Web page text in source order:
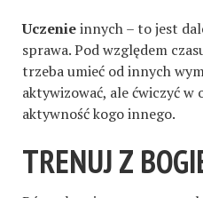
Uczenieinnych – to jest
sprawa. Pod względem
trzeba umieć od innych
aktywizować, ale ćwiczyć w
aktywność kogo innego.
TRENUJ Z